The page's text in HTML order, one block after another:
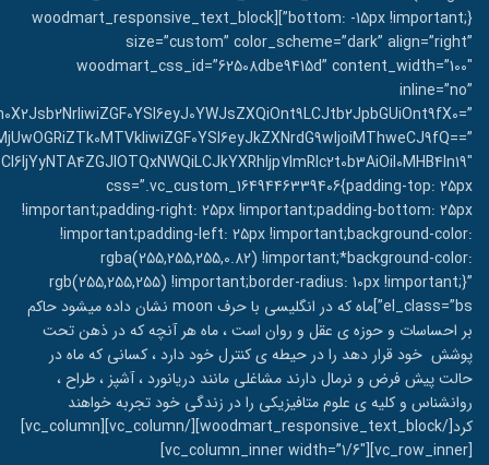
bottom: -15px !important;}”][woodmart_responsive_text_block
size=”custom” color_scheme=”dark” align=”right”
woodmart_css_id=”62508dbe9415d” content_width=”100″
inline=”no”
css=”.vc_custom_1649446339406{padding-top: 25px
!important;padding-right: 25px !important;padding-bottom: 25px
!important;padding-left: 25px !important;background-color:
rgba(255,255,255,0.82) !important;*background-color:
rgb(255,255,255) !important;border-radius: 10px !important;}”
el_class=”bs”]ماه که در انگلیسی با حرف moon نشان داده میشود حاکم
بر احساسات و حوزه ی عقل و روان است ، ماه هر آنچه که در ذهن تحت
پوشش خود قرار دهد را در حیطه ی کنترل خود دارد ، کسانی که ماه در
حالت پیش فرض و نرمال دارند مشاغلی مانند دریانورد ، آشپز ، طراح ،
روانشناس و کلیه ی علوم متافیزیکی را در زندگی خود تجربه خواهند
کرد[/woodmart_responsive_text_block][/vc_column][vc_column]
[vc_row_inner][vc_column_inner width=”1/6″]